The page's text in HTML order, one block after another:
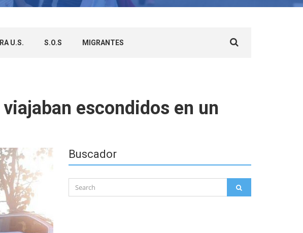
U.S. S.O.S MIGRANTES
for:
escondidos en un
Buscador
for: